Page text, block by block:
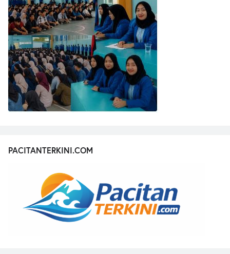
PACITANTERKINI.COM